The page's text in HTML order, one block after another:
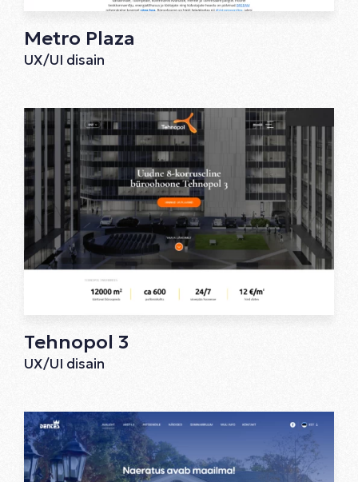
Metro Plaza
UX/UI disain
Tehnopol 3
UX/UI disain